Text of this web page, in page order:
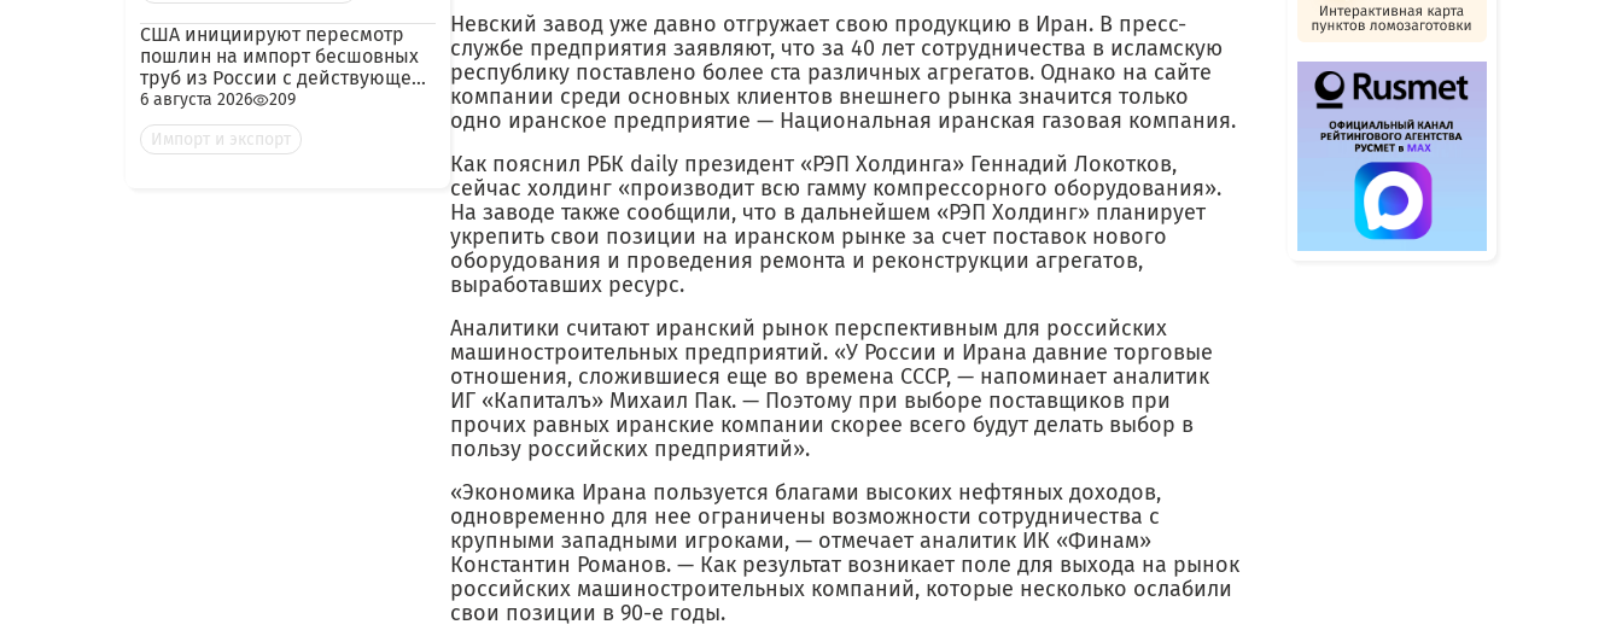
США инициируют пересмотр
пошлин на импорт бесшовных
труб из России с действующей
ставкой 209,72%
6 августа 2026
209
Импорт и экспорт
Невский завод уже давно отгружает свою продукцию в Иран. В пресс-
службе предприятия заявляют, что за 40 лет сотрудничества в исламскую
республику поставлено более ста различных агрегатов. Однако на сайте
компании среди основных клиентов внешнего рынка значится только
одно иранское предприятие — Национальная иранская газовая компания.
Как пояснил РБК daily президент «РЭП Холдинга» Геннадий Локотков,
сейчас холдинг «производит всю гамму компрессорного оборудования».
На заводе также сообщили, что в дальнейшем «РЭП Холдинг» планирует
укрепить свои позиции на иранском рынке за счет поставок нового
оборудования и проведения ремонта и реконструкции агрегатов,
выработавших ресурс.
Аналитики считают иранский рынок перспективным для российских
машиностроительных предприятий. «У России и Ирана давние торговые
отношения, сложившиеся еще во времена СССР, — напоминает аналитик
ИГ «Капиталъ» Михаил Пак. — Поэтому при выборе поставщиков при
прочих равных иранские компании скорее всего будут делать выбор в
пользу российских предприятий».
«Экономика Ирана пользуется благами высоких нефтяных доходов,
одновременно для нее ограничены возможности сотрудничества с
крупными западными игроками, — отмечает аналитик ИК «Финам»
Константин Романов. — Как результат возникает поле для выхода на рынок
российских машиностроительных компаний, которые несколько ослабили
свои позиции в 90-е годы.